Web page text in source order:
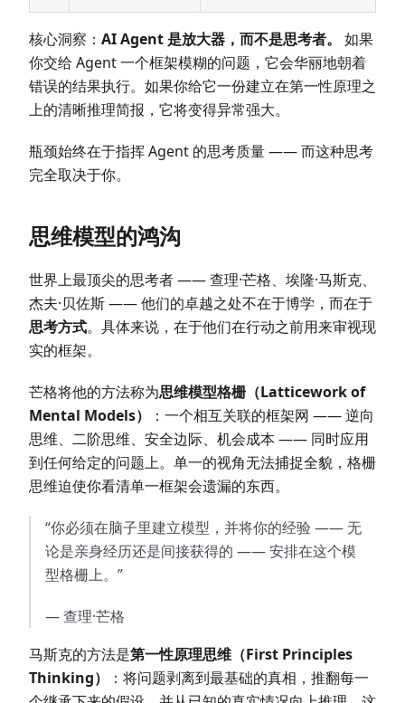
核心洞察： AI Agent 是放大器，而不是思考者。
如果
你交给 Agent 一个框架模糊的问题，它会华丽地朝着
错误的结果执行。如果你给它一份建立在第一性原理之
上的清晰推理简报，它将变得异常强大。
瓶颈始终在于指挥 Agent 的思考质量 —— 而这种思考
完全取决于你。
思维模型的鸿沟
世界上最顶尖的思考者 —— 查理·芒格、埃隆·马斯克、
杰夫·贝佐斯 —— 他们的卓越之处不在于博学，而在于
思考方式。具体来说，在于他们在行动之前用来审视现
实的框架。
芒格将他的方法称为思维模型格栅（Latticework of
Mental Models）
：一个相互关联的框架网 —— 逆向
思维、二阶思维、安全边际、机会成本 —— 同时应用
到任何给定的问题上。单一的视角无法捕捉全貌，格栅
思维迫使你看清单一框架会遗漏的东西。
“你必须在脑子里建立模型，并将你的经验 —— 无
论是亲身经历还是间接获得的 —— 安排在这个模
型格栅上。”
— 查理·芒格
马斯克的方法是第一性原理思维（First Principles
Thinking）
：将问题剥离到最基础的真相，推翻每一